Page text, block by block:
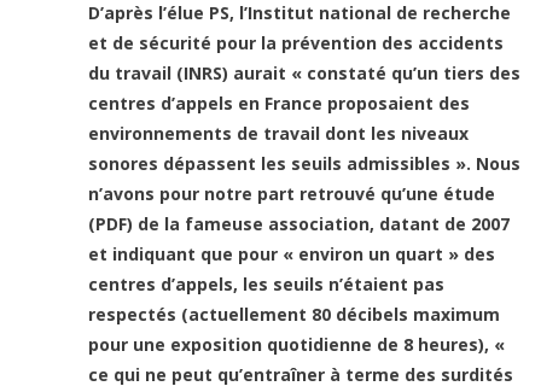
D’après l’élue PS, l’Institut national de recherche
et de sécurité pour la prévention des accidents
du travail (INRS) aurait « constaté qu’un tiers des
centres d’appels en France proposaient des
environnements de travail dont les niveaux
sonores dépassent les seuils admissibles ». Nous
n’avons pour notre part retrouvé qu’une étude
(PDF) de la fameuse association, datant de 2007
et indiquant que pour « environ un quart » des
centres d’appels, les seuils n’étaient pas
respectés (actuellement 80 décibels maximum
pour une exposition quotidienne de 8 heures), «
ce qui ne peut qu’entraîner à terme des surdités